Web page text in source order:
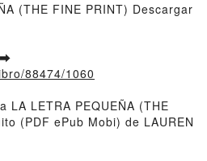
(THE FINE PRINT) Descargar
➡
88474/1060
LETRA PEQUEÑA (THE
(PDF ePub Mobi) de LAUREN